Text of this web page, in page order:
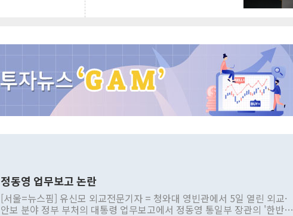
정동영 업무보고 논란
[서울=뉴스핌] 유신모 외교전문기자 = 청와대 영빈관에서 5일 열린 외교·
안보 분야 정부 부처의 대통령 업무보고에서 정동영 통일부 장관의 '한반도